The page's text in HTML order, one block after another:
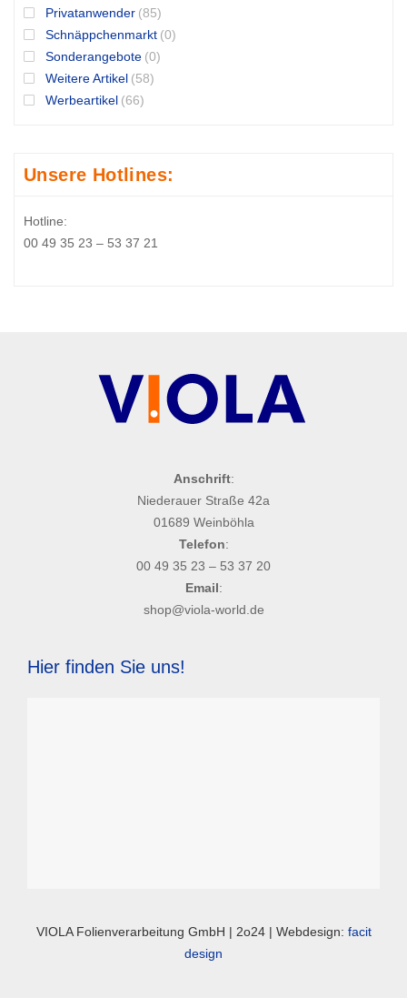
Privatanwender (85)
Schnäppchenmarkt (0)
Sonderangebote (0)
Weitere Artikel (58)
Werbeartikel (66)
Unsere Hotlines:
Hotline:
00 49 35 23 – 53 37 21
Anschrift:
Niederauer Straße 42a
01689 Weinböhla
Telefon:
00 49 35 23 – 53 37 20
Email:
shop@viola-world.de
Hier finden Sie uns!
VIOLA Folienverarbeitung GmbH | 2o24 | Webdesign: facit
design